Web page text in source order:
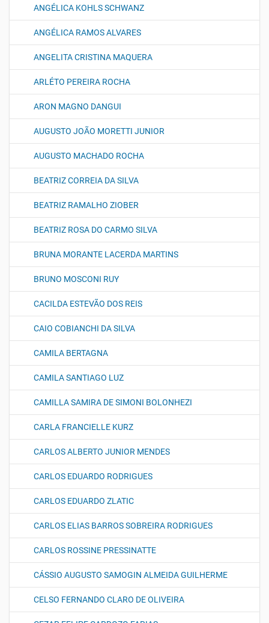
ANGÉLICA KOHLS SCHWANZ
ANGÉLICA RAMOS ALVARES
ANGELITA CRISTINA MAQUERA
ARLÉTO PEREIRA ROCHA
ARON MAGNO DANGUI
AUGUSTO JOÃO MORETTI JUNIOR
AUGUSTO MACHADO ROCHA
BEATRIZ CORREIA DA SILVA
BEATRIZ RAMALHO ZIOBER
BEATRIZ ROSA DO CARMO SILVA
BRUNA MORANTE LACERDA MARTINS
BRUNO MOSCONI RUY
CACILDA ESTEVÃO DOS REIS
CAIO COBIANCHI DA SILVA
CAMILA BERTAGNA
CAMILA SANTIAGO LUZ
CAMILLA SAMIRA DE SIMONI BOLONHEZI
CARLA FRANCIELLE KURZ
CARLOS ALBERTO JUNIOR MENDES
CARLOS EDUARDO RODRIGUES
CARLOS EDUARDO ZLATIC
CARLOS ELIAS BARROS SOBREIRA RODRIGUES
CARLOS ROSSINE PRESSINATTE
CÁSSIO AUGUSTO SAMOGIN ALMEIDA GUILHERME
CELSO FERNANDO CLARO DE OLIVEIRA